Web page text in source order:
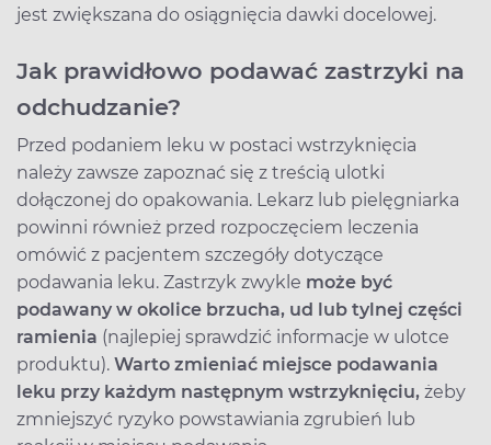
jest zwiększana do osiągnięcia dawki docelowej.
Jak prawidłowo podawać zastrzyki na
odchudzanie?
Przed podaniem leku w postaci wstrzyknięcia
należy zawsze zapoznać się z treścią ulotki
dołączonej do opakowania. Lekarz lub pielęgniarka
powinni również przed rozpoczęciem leczenia
omówić z pacjentem szczegóły dotyczące
podawania leku. Zastrzyk zwykle może być
podawany w okolice brzucha, ud lub tylnej części
ramienia (najlepiej sprawdzić informacje w ulotce
produktu). Warto zmieniać miejsce podawania
leku przy każdym następnym wstrzyknięciu, żeby
zmniejszyć ryzyko powstawiania zgrubień lub